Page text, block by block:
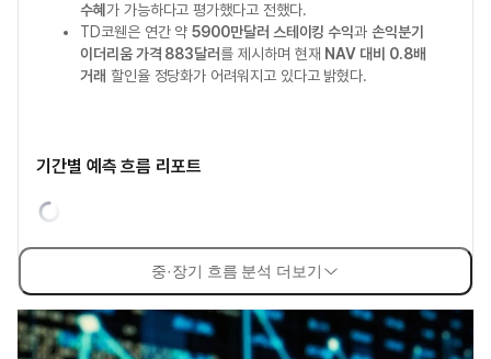
수혜 가 가능하다고 평가했다고 전했다.
TD코웬은 연간 약5900만달러 스테이킹 수익과손익분기
이더리움 가격 883달러를 제시하며 현재 NAV 대비 0.8배
거래 할인율 정당화가 어려워지고 있다고 밝혔다.
기간별 예측 흐름 리포트
중·장기 흐름 분석 더보기